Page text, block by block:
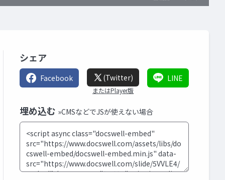
シェア
Facebook (Twitter)
またはPlayer版
LINE
埋め込む »CMSなどでJSが使えない場合